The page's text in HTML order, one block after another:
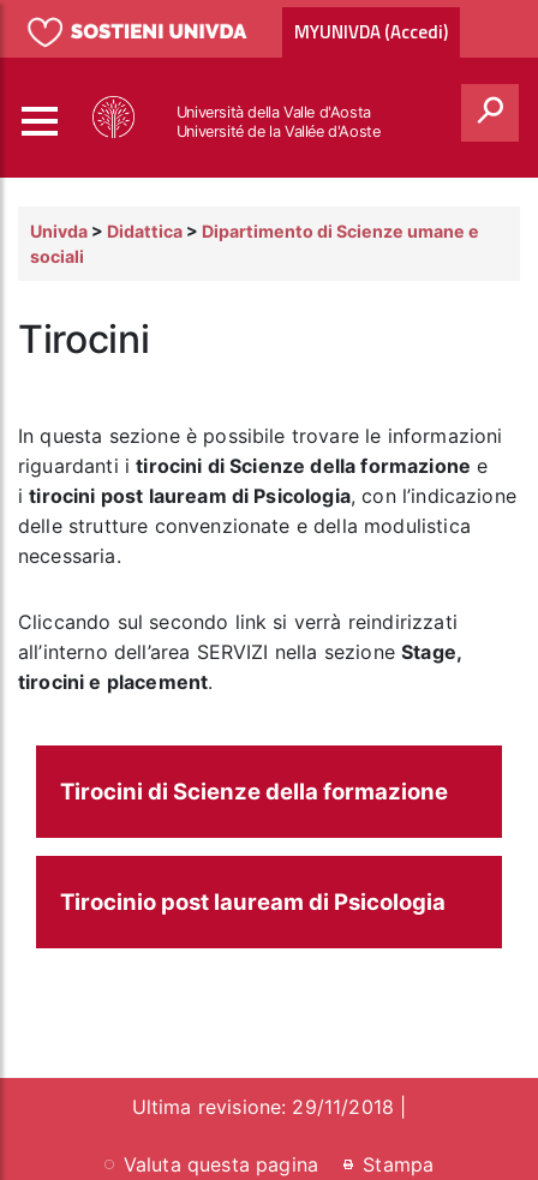
MYUNIVDA (Accedi)
Università della Valle d'Aosta
Université de la Vallée d'Aoste
Univda > Didattica > Dipartimento di Scienze umane e
sociali
Tirocini
In questa sezione è possibile trovare le informazioni
riguardanti itirocini di Scienze della formazione e
itirocini post lauream di Psicologia, con l’indicazione
delle strutture convenzionate e della modulistica
necessaria.
Cliccando sul secondo link si verrà reindirizzati
all’interno dell’area SERVIZI nella sezioneStage,
tirocini e placement.
Tirocini di Scienze della formazione
Tirocinio post lauream di Psicologia
Ultima revisione: 29/11/2018 |
Valuta questa pagina Stampa